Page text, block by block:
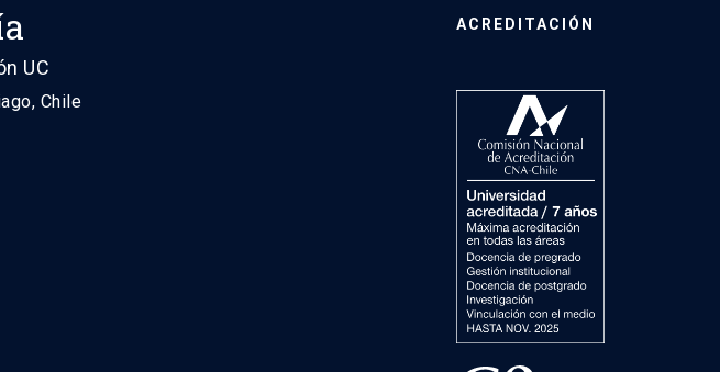
UC
Chile
ACREDITACIÓN